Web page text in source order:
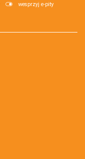
wesprzyj e-pity